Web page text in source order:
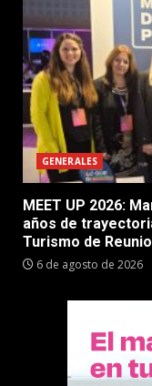
GENERALES
MEET UP 2026:
años de
Turismo de
6 de agosto de 2026